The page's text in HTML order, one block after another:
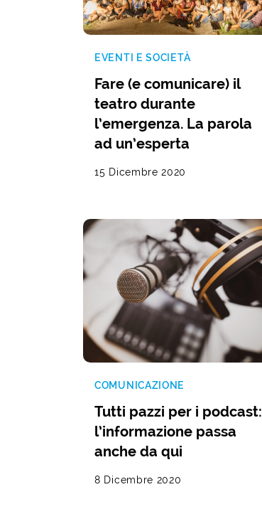
EVENTI E SOCIETÀ
Fare (e comunicare) il
teatro durante
l’emergenza. La parola
ad un’esperta
15 Dicembre 2020
COMUNICAZIONE
Tutti pazzi per i podcast:
l’informazione passa
anche da qui
8 Dicembre 2020